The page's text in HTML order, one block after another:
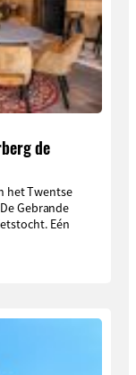
de
het Twentse
Gebrande
Eén